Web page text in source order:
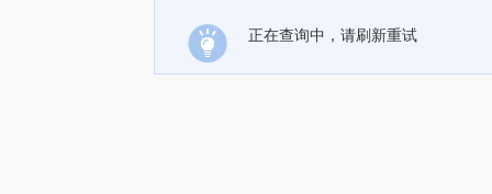
正在查询中，请刷新重试